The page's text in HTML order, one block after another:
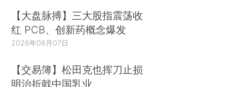
【大盘脉搏】三大股指震荡收
红 PCB、创新药概念爆发
2026年08月07日
【交易簿】松田克也挥刀止损
明治折戟中国乳业